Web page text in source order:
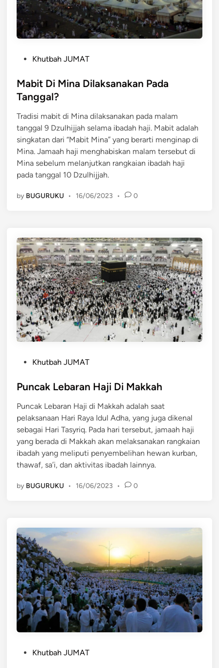
s
t
d
i
n
Khutbah JUMAT
Mabit Di Mina Dilaksanakan Pada
Tanggal?
Tradisi mabit di Mina dilaksanakan pada malam
tanggal 9 Dzulhijjah selama ibadah haji. Mabit adalah
singkatan dari “Mabit Mina” yang berarti menginap di
Mina. Jamaah haji menghabiskan malam tersebut di
Mina sebelum melanjutkan rangkaian ibadah haji
pada tanggal 10 Dzulhijjah.
by BUGURUKU • 16/06/2023 • 0
s
e
d
i
n
Khutbah JUMAT
Puncak Lebaran Haji Di Makkah
Puncak Lebaran Haji di Makkah adalah saat
pelaksanaan Hari Raya Idul Adha, yang juga dikenal
sebagai Hari Tasyriq. Pada hari tersebut, jamaah haji
yang berada di Makkah akan melaksanakan rangkaian
ibadah yang meliputi penyembelihan hewan kurban,
thawaf, sa’i, dan aktivitas ibadah lainnya.
by BUGURUKU • 16/06/2023 • 0
Khutbah JUMAT